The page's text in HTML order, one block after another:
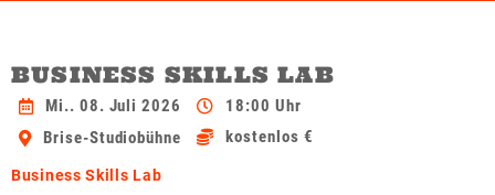
BUSINESS SKILLS LAB
Mi.. 08. Juli 2026
18:00 Uhr
Brise-Studiobühne
kostenlos €
Business Skills Lab